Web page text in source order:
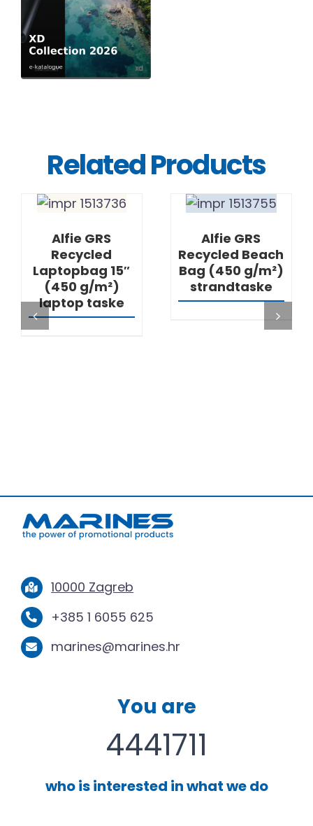
Related Products
DETAILS
Alfie GRS
Recycled
Laptopbag 15″
(450 g/m²)
laptop taske
DETAILS
Alfie GRS
Recycled Beach
Bag (450 g/m²)
strandtaske
10000 Zagreb
+385 1 6055 625
marines@marines.hr
You are
4441711
who is interested in what we do